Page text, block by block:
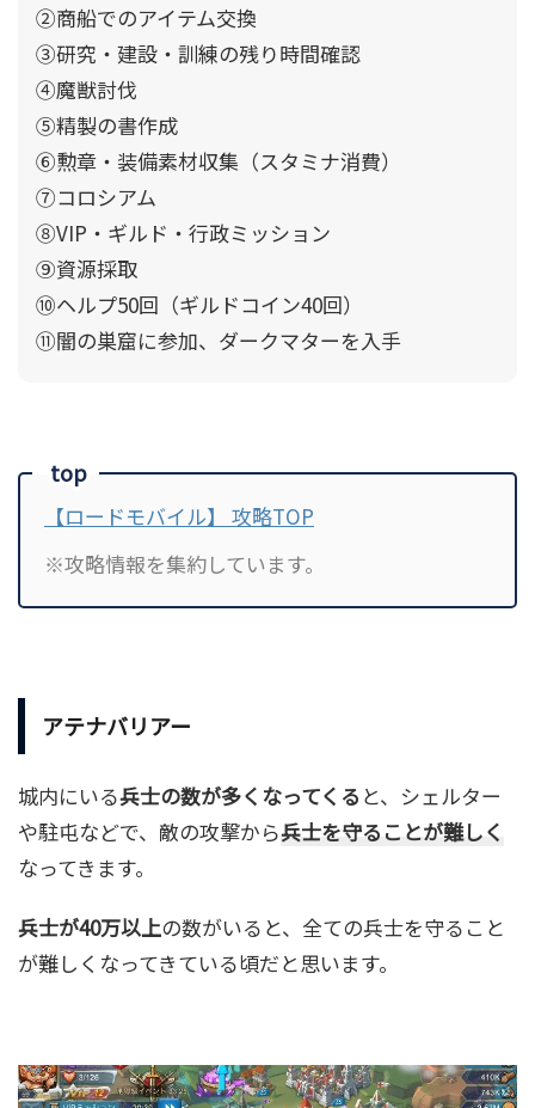
②商船でのアイテム交換
③研究・建設・訓練の残り時間確認
④魔獣討伐
⑤精製の書作成
⑥勲章・装備素材収集（スタミナ消費）
⑦コロシアム
⑧VIP・ギルド・行政ミッション
⑨資源採取
⑩ヘルプ50回（ギルドコイン40回）
⑪闇の巣窟に参加、ダークマターを入手
top
【ロードモバイル】 攻略TOP
※攻略情報を集約しています。
アテナバリアー
城内にいる兵士の数が多くなってくる と、シェルター
や駐屯などで、敵の攻撃から兵士を守ることが難しく
なってきます。
兵士が40万以上の数がいると、全ての兵士を守ること
が難しくなってきている頃だと思います。